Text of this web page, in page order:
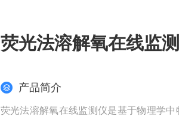
荧光法溶解氧在线监
产品简介
荧光法溶解氧在线监测仪是基于物理学